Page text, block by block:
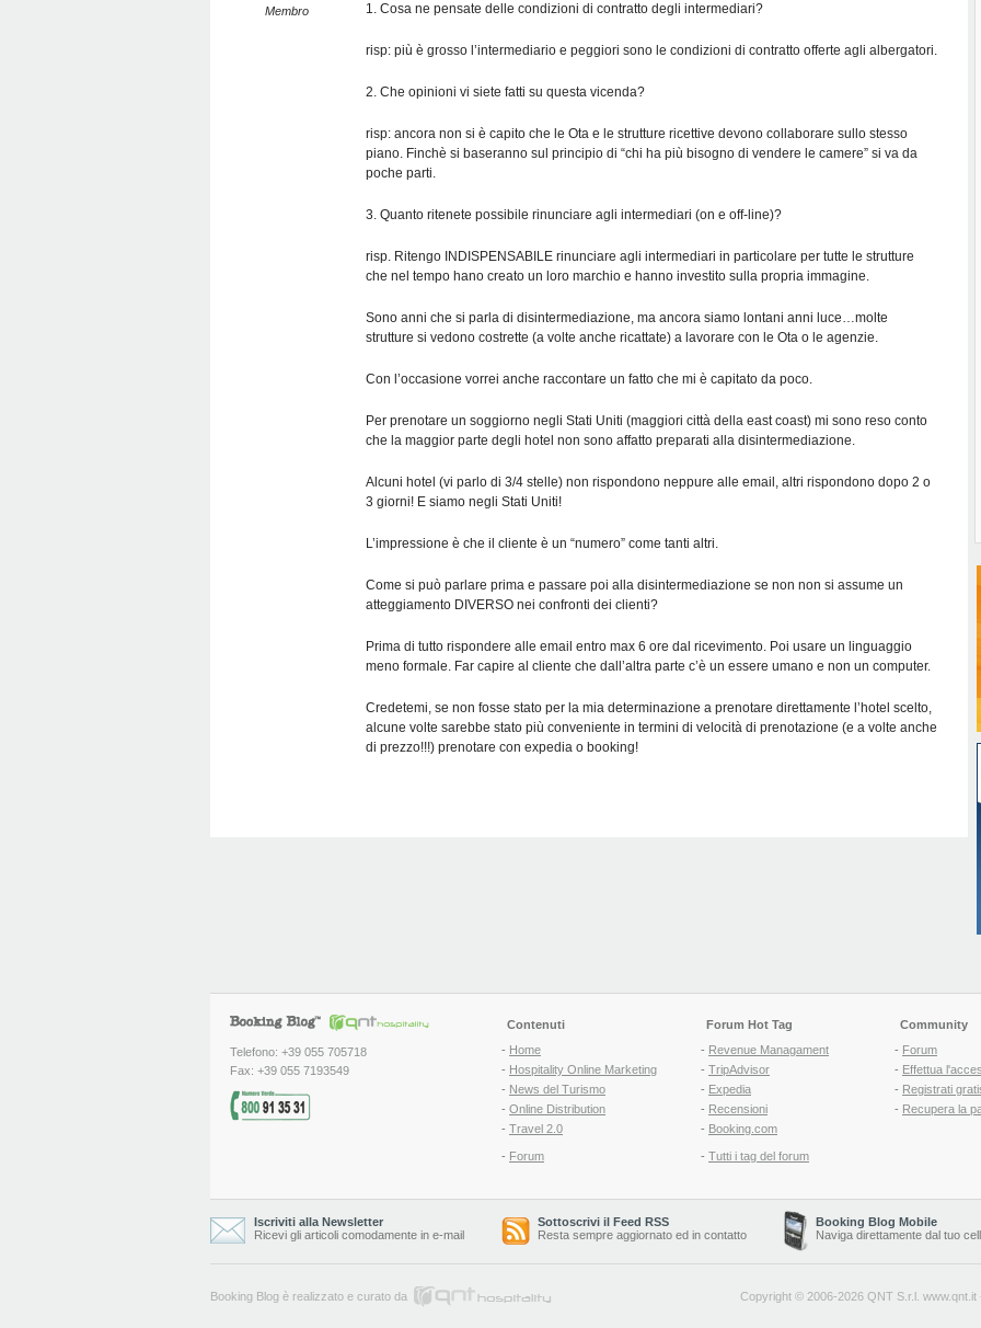
Membro 1. Cosa ne pensate delle condizioni di contratto degli intermediari?
risp: più è grosso l’intermediario e peggiori sono le condizioni di contratto offerte agli albergatori.
2. Che opinioni vi siete fatti su questa vicenda?
risp: ancora non si è capito che le Ota e le strutture ricettive devono collaborare sullo stesso
piano. Finchè si baseranno sul principio di “chi ha più bisogno di vendere le camere” si va da
poche parti.
3. Quanto ritenete possibile rinunciare agli intermediari (on e off-line)?
risp. Ritengo INDISPENSABILE rinunciare agli intermediari in particolare per tutte le strutture
che nel tempo hano creato un loro marchio e hanno investito sulla propria immagine.
Sono anni che si parla di disintermediazione, ma ancora siamo lontani anni luce…molte
strutture si vedono costrette (a volte anche ricattate) a lavorare con le Ota o le agenzie.
Con l’occasione vorrei anche raccontare un fatto che mi è capitato da poco.
Per prenotare un soggiorno negli Stati Uniti (maggiori città della east coast) mi sono reso conto
che la maggior parte degli hotel non sono affatto preparati alla disintermediazione.
Alcuni hotel (vi parlo di 3/4 stelle) non rispondono neppure alle email, altri rispondono dopo 2 o
3 giorni! E siamo negli Stati Uniti!
L’impressione è che il cliente è un “numero” come tanti altri.
Come si può parlare prima e passare poi alla disintermediazione se non non si assume un
atteggiamento DIVERSO nei confronti dei clienti?
Prima di tutto rispondere alle email entro max 6 ore dal ricevimento. Poi usare un linguaggio
meno formale. Far capire al cliente che dall’altra parte c’è un essere umano e non un computer.
Credetemi, se non fosse stato per la mia determinazione a prenotare direttamente l’hotel scelto,
alcune volte sarebbe stato più conveniente in termini di velocità di prenotazione (e a volte anche
di prezzo!!!) prenotare con expedia o booking!
Telefono: +39 055 705718
Fax: +39 055 7193549
Contenuti
- Home
- Hospitality Online Marketing
- News del Turismo
- Online Distribution
- Travel 2.0
- Forum
Forum Hot Tag
- Revenue Managament
- TripAdvisor
- Expedia
- Recensioni
- Booking.com
- Tutti i tag del forum
Community
- Forum
- Effettua
- Registrati
- Recupera la
Iscriviti alla Newsletter
Ricevi gli articoli comodamente in e-mail
Sottoscrivi il Feed RSS
Resta sempre aggiornato ed in contatto
Booking Blog Mobile
Naviga direttamente dal tuo
Booking Blog è realizzato e curato da Copyright © 2006-2026 QNT S.r.l. www.qnt.it